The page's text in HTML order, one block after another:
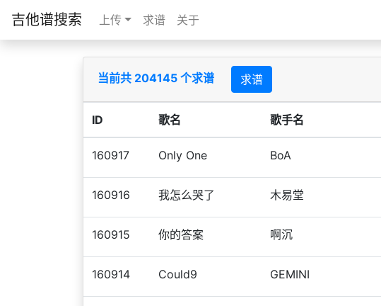
吉他谱搜索 上传 求谱 关于
当前共 204145 个求谱 求谱
ID 歌名 歌手名
160917 Only One BoA
160916 我怎么哭了 木易堂
160915 你的答案 啊沉
160914 Could9 GEMINI